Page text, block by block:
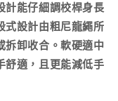
計能仔細調校桿身長
式設計由粗尼龍繩所
拆卸收合。軟硬適中
舒適，且更能減低手